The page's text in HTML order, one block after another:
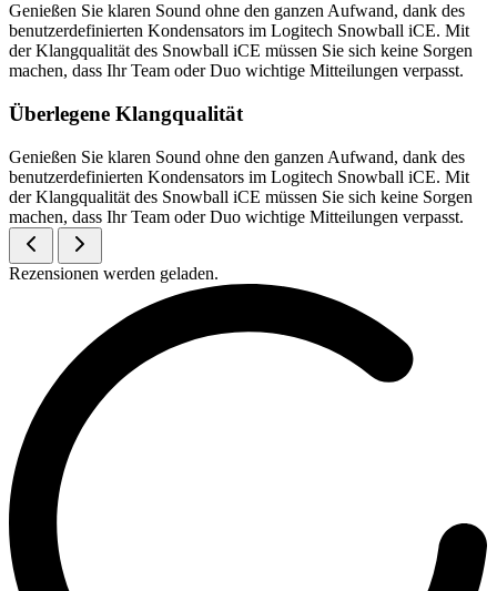
Genießen Sie klaren Sound ohne den ganzen Aufwand, dank des
benutzerdefinierten Kondensators im Logitech Snowball iCE. Mit
der Klangqualität des Snowball iCE müssen Sie sich keine Sorgen
machen, dass Ihr Team oder Duo wichtige Mitteilungen verpasst.
Überlegene Klangqualität
Genießen Sie klaren Sound ohne den ganzen Aufwand, dank des
benutzerdefinierten Kondensators im Logitech Snowball iCE. Mit
der Klangqualität des Snowball iCE müssen Sie sich keine Sorgen
machen, dass Ihr Team oder Duo wichtige Mitteilungen verpasst.
Rezensionen werden geladen.